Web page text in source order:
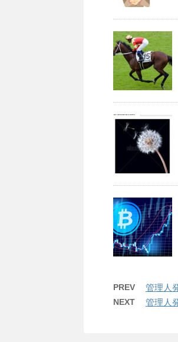
PREV 管理人
NEXT 管理人